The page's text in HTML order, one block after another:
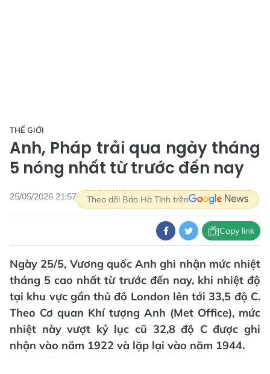
THẾ GIỚI
Anh, Pháp trải qua ngày tháng
5 nóng nhất từ trước đến nay
25/05/2026 21:57 Theo dõi Báo Hà Tĩnh trên
Copy link
Ngày 25/5, Vương quốc Anh ghi nhận mức nhiệt
tháng 5 cao nhất từ trước đến nay, khi nhiệt độ
tại khu vực gần thủ đô London lên tới 33,5 độ C.
Theo Cơ quan Khí tượng Anh (Met Office), mức
nhiệt này vượt kỷ lục cũ 32,8 độ C được ghi
nhận vào năm 1922 và lặp lại vào năm 1944.